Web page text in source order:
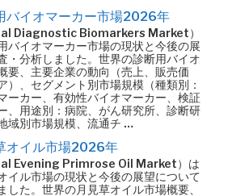
バイオマーカー市場2026年
Diagnostic Biomarkers Market）
バイオマーカー市場の現状と今後の展
・分析しました。世界の診断用バイオ
要、主要企業の動向（売上、販売価
）、セグメント別市場規模（種類別：
ーカー、有効性バイオマーカー、検証
、用途別：病院、がん研究所、診断研
域別市場規模、流通チ …
オイル市場2026年
Evening Primrose Oil Market）は
イル市場の現状と今後の展望について
した。世界の月見草オイル市場概要、